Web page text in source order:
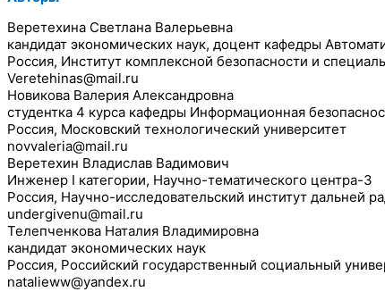
Веретехина Светлана Валерьевна
кандидат экономических наук, доцент кафедры
Россия, Институт комплексной безопасности и
Veretehinas@mail.ru
Новикова Валерия Александровна
студентка 4 курса кафедры Информационная
Россия, Московский технологический университет
novvaleria@mail.ru
Веретехин Владислав Вадимович
Инженер I категории, Научно-тематического центра-3
Россия, Научно-исследовательский институт дальней
undergivenu@mail.ru
Телепченкова Наталия Владимировна
кандидат экономических наук
Россия, Российский государственный социальный
natalieww@yandex.ru